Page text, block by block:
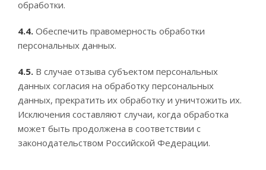
обработки.
4.4. Обеспечить правомерность обработки
персональных данных.
4.5. В случае отзыва субъектом персональных
данных согласия на обработку персональных
данных, прекратить их обработку и уничтожить их.
Исключения составляют случаи, когда обработка
может быть продолжена в соответствии с
законодательством Российской Федерации.